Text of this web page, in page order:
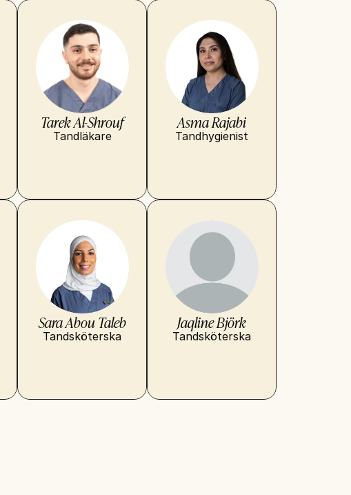
Tarek Al-Shrouf
Tandläkare
Asma Rajabi
Tandhygienist
Sara Abou Taleb
Tandsköterska
Jaqline Björk
Tandsköterska